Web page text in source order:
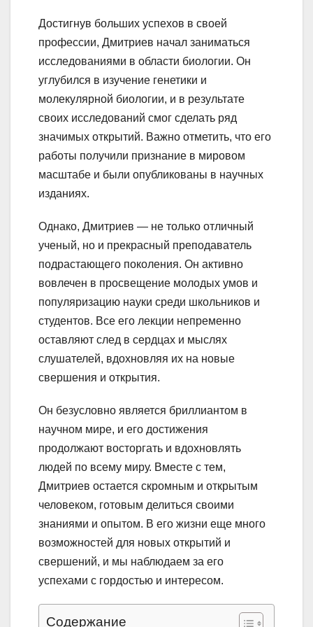
Достигнув больших успехов в своей
профессии, Дмитриев начал заниматься
исследованиями в области биологии. Он
углубился в изучение генетики и
молекулярной биологии, и в результате
своих исследований смог сделать ряд
значимых открытий. Важно отметить, что его
работы получили признание в мировом
масштабе и были опубликованы в научных
изданиях.
Однако, Дмитриев — не только отличный
ученый, но и прекрасный преподаватель
подрастающего поколения. Он активно
вовлечен в просвещение молодых умов и
популяризацию науки среди школьников и
студентов. Все его лекции непременно
оставляют след в сердцах и мыслях
слушателей, вдохновляя их на новые
свершения и открытия.
Он безусловно является бриллиантом в
научном мире, и его достижения
продолжают восторгать и вдохновлять
людей по всему миру. Вместе с тем,
Дмитриев остается скромным и открытым
человеком, готовым делиться своими
знаниями и опытом. В его жизни еще много
возможностей для новых открытий и
свершений, и мы наблюдаем за его
успехами с гордостью и интересом.
Содержание